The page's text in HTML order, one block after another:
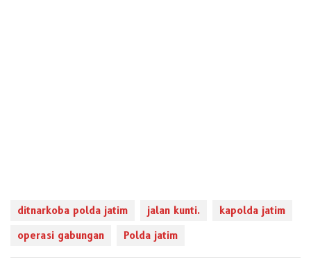
ditnarkoba polda jatim jalan kunti.
kapolda jatim
operasi gabungan
Polda jatim